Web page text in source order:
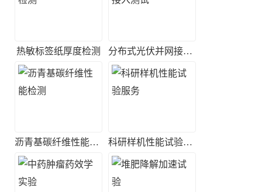
热敏标签纸厚度检测 分布式光伏并网接入测试
沥青基碳纤维性能检测 科研样机性能试验服务